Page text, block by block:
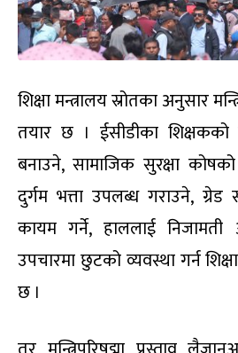
शिक्षा मन्त्रालय स्रोतका अनुसार
तयार छ । ईसीडीका
बनाउने, सामाजिक सुरक्षा
दुर्गम भत्ता उपलब्ध गराउने, ग्रेड
कायम गर्ने, हाललाई निजामती
उपचारमा छुटको व्यवस्था गर्न
छ ।